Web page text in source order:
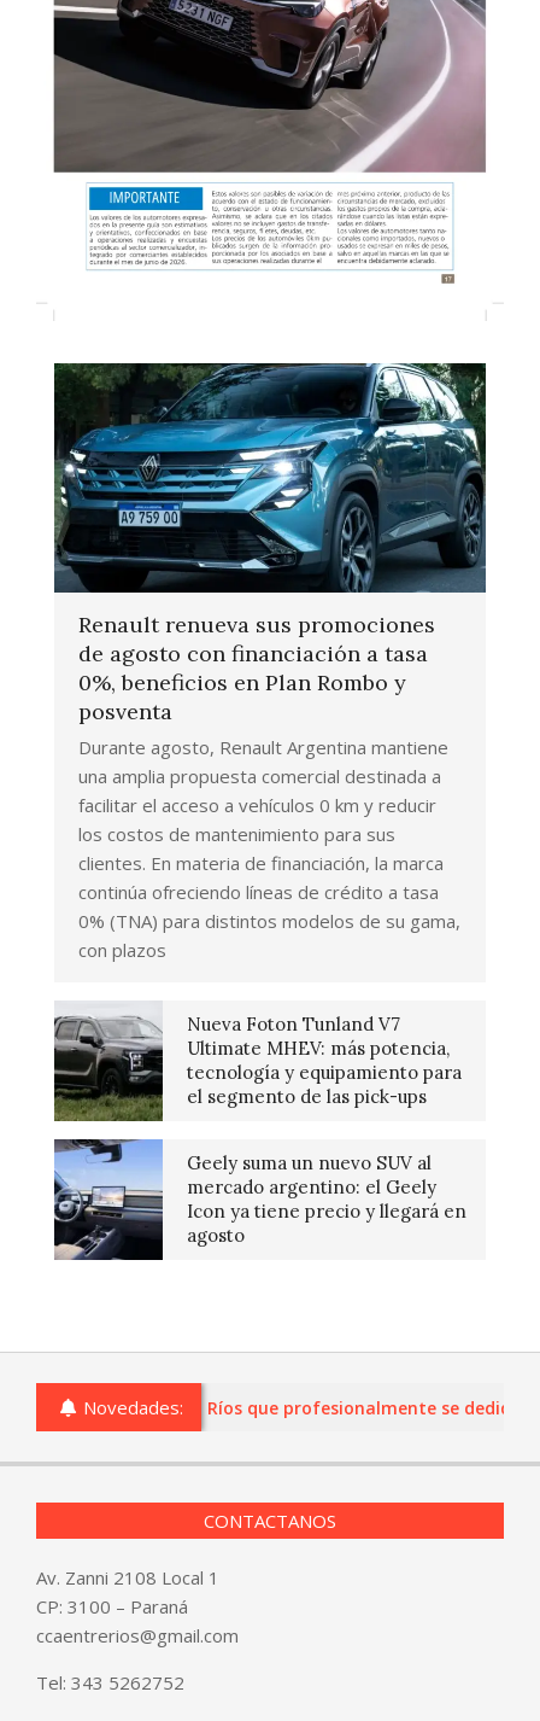
Renault renueva sus promociones
de agosto con financiación a tasa
0%, beneficios en Plan Rombo y
posventa
Durante agosto, Renault Argentina mantiene
una amplia propuesta comercial destinada a
facilitar el acceso a vehículos 0 km y reducir
los costos de mantenimiento para sus
clientes. En materia de financiación, la marca
continúa ofreciendo líneas de crédito a tasa
0% (TNA) para distintos modelos de su gama,
con plazos
Nueva Foton Tunland V7
Ultimate MHEV: más potencia,
tecnología y equipamiento para
el segmento de las pick-ups
Geely suma un nuevo SUV al
mercado argentino: el Geely
Icon ya tiene precio y llegará en
agosto
Novedades:
o comercios de Entre Ríos que profesionalmente se
CONTACTANOS
Av. Zanni 2108 Local 1
CP: 3100 – Paraná
ccaentrerios@gmail.com
Tel: 343 5262752